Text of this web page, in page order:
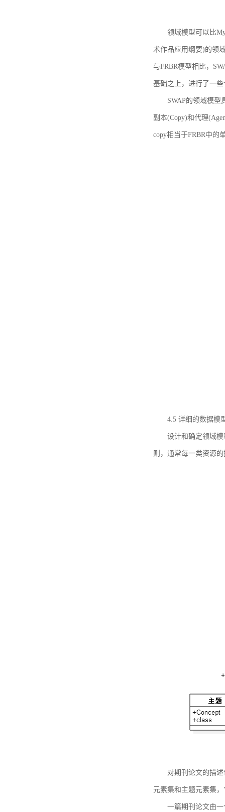
领域模型可以比
术作品应用纲要)的领
与FRBR模型相比，
基础之上，进行了一
SWAP的领域模型
副本(Copy)和代理
copy相当于FRBR中的
4.5 详细的数据模
设计和确定领域
则，通常每一类资源
对期刊论文的描
元素集和主题元素集
一篇期刊论文由